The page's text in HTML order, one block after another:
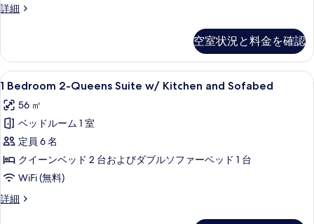
る
の
べ
て
の
写
真
を
表
示
す
詳細
Room,
with
Refrigerator
&
の
詳
細
空室状況と料金を確認
1
Bedroom
2-
Queens
Suite
w/
Kitchen
and
Sofabed
42 インチの液晶テレビ (ケーブル放
5
1 Bedroom 2-Queens Suite w/ Kitchen and Sofabed
56 ㎡
ベッドルーム 1 室
定員 6 名
クイーンベッド 2 台およびダブルソファーベッド 1 台
WiFi (無料)
詳細
1